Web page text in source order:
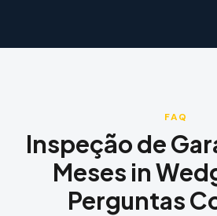
FAQ
Inspeção de
Meses in
Perguntas